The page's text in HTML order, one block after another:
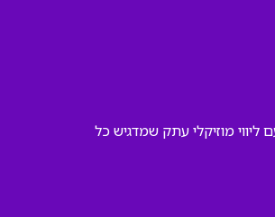
מוזיקלי עתק שמדגיש כל